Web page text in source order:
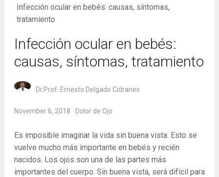
Infección ocular en bebés: causas, síntomas,
tratamiento
Infección ocular en bebés:
causas, síntomas, tratamiento
Dr.Prof. Ernesto Delgado Cidranes
November 6, 2018 Dolor de Ojo
Es imposible imaginar la vida sin buena vista. Esto se
vuelve mucho más importante en bebés y recién
nacidos. Los ojos son una de las partes más
importantes del cuerpo. Sin buena vista, será difícil para